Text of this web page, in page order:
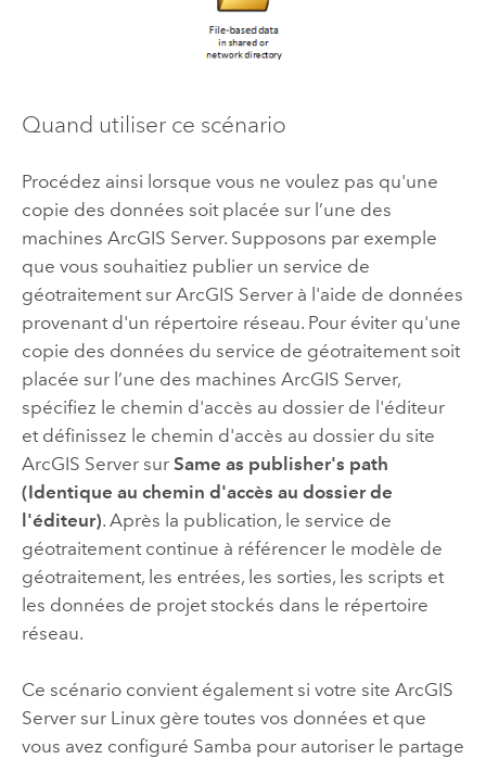
Quand utiliser ce scénario
Procédez ainsi lorsque vous ne voulez pas qu'une
copie des données soit placée sur l’une des
machines ArcGIS Server. Supposons par exemple
que vous souhaitiez publier un service de
géotraitement sur ArcGIS Serverà l'aide de données
provenant d'un répertoire réseau. Pour éviter qu'une
copie des données du service de géotraitement soit
placée sur l’une des machines ArcGIS Server,
spécifiez le chemin d'accès au dossier de l'éditeur
et définissez le chemin d'accès au dossier du site
ArcGIS Serversur Same as publisher's path
(Identique au chemin d'accès au dossier de
l'éditeur). Après la publication, le service de
géotraitement continue à référencer le modèle de
géotraitement, les entrées, les sorties, les scripts et
les données de projet stockés dans le répertoire
réseau.
Ce scénario convient également si votre site ArcGIS
Serversur Linuxgère toutes vos données et que
vous avez configuré Samba pour autoriser le partage